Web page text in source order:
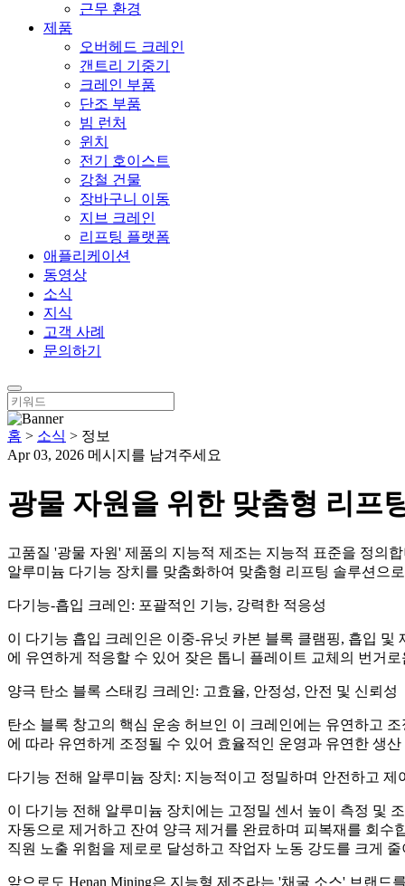
근무 환경
제품
오버헤드 크레인
갠트리 기중기
크레인 부품
단조 부품
빔 런처
윈치
전기 호이스트
강철 건물
장바구니 이동
지브 크레인
리프팅 플랫폼
애플리케이션
동영상
소식
지식
고객 사례
문의하기
홈 > 소식 > 정보
Apr 03, 2026 메시지를 남겨주세요
광물 자원을 위한 맞춤형 리프
고품질 '광물 자원' 제품의 지능적 제조는 지능적 표준을 정의
알루미늄 다기능 장치를 맞춤화하여 맞춤형 리프팅 솔루션으
다기능-흡입 크레인: 포괄적인 기능, 강력한 적응성
이 다기능 흡입 크레인은 이중-유닛 카본 블록 클램핑, 흡입
에 유연하게 적응할 수 있어 잦은 톱니 플레이트 교체의 번거
양극 탄소 블록 스태킹 크레인: 고효율, 안정성, 안전 및 신뢰성
탄소 블록 창고의 핵심 운송 허브인 이 크레인에는 유연하고
에 따라 유연하게 조정될 수 있어 효율적인 운영과 유연한 생
다기능 전해 알루미늄 장치: 지능적이고 정밀하며 안전하고 제
이 다기능 전해 알루미늄 장치에는 고정밀 센서 높이 측정 및
자동으로 제거하고 잔여 양극 제거를 완료하며 피복재를 회
직원 노출 위험을 제로로 달성하고 작업자 노동 강도를 크게
앞으로도 Henan Mining은 지능형 제조라는 '채굴 소스' 브랜